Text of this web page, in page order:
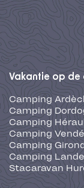
Vakantie op de
Camping
Camping
Camping
Camping
Camping
Camping
Stacaravan